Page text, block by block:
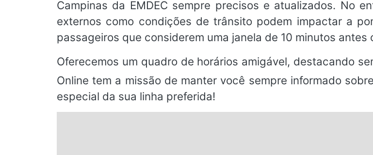
Campinas da EMDEC sempre precisos e atualizados. No
externos como condições de trânsito podem impactar a
passageiros que considerem uma janela de 10 minutos
Oferecemos um quadro de horários amigável, destacando
Online tem a missão de manter você sempre informado
especial da sua linha preferida!